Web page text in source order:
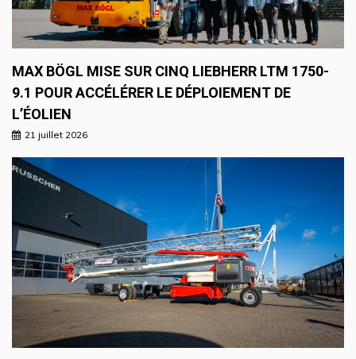
MAX BÖGL MISE SUR CINQ LIEBHERR LTM 1750-
9.1 POUR ACCÉLÉRER LE DÉPLOIEMENT DE
L’ÉOLIEN
21 juillet 2026